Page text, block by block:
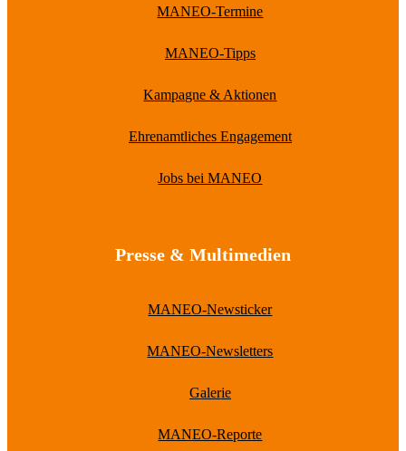
MANEO-Termine
MANEO-Tipps
Kampagne & Aktionen
Ehrenamtliches Engagement
Jobs bei MANEO
Presse & Multimedien
MANEO-Newsticker
MANEO-Newsletters
Galerie
MANEO-Reporte